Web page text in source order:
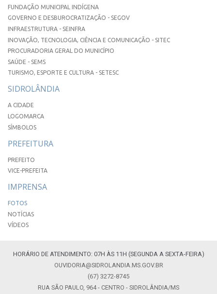
FUNDAÇÃO MUNICIPAL INDÍGENA
GOVERNO E DESBUROCRATIZAÇÃO - SEGOV
INFRAESTRUTURA - SEINFRA
INOVAÇÃO, TECNOLOGIA, CIÊNCIA E COMUNICAÇÃO - SITEC
PROCURADORIA GERAL DO MUNICÍPIO
SAÚDE - SEMS
TURISMO, ESPORTE E CULTURA - SETESC
SIDROLÂNDIA
A CIDADE
LOGOMARCA
SÍMBOLOS
PREFEITURA
PREFEITO
VICE-PREFEITA
IMPRENSA
FOTOS
NOTÍCIAS
VÍDEOS
HORÁRIO DE ATENDIMENTO: 07H ÀS 11H (SEGUNDA A SEXTA-FEIRA)
OUVIDORIA@SIDROLANDIA.MS.GOV.BR
(67) 3272-8745
RUA SÃO PAULO, 964 - CENTRO - SIDROLÂNDIA/MS